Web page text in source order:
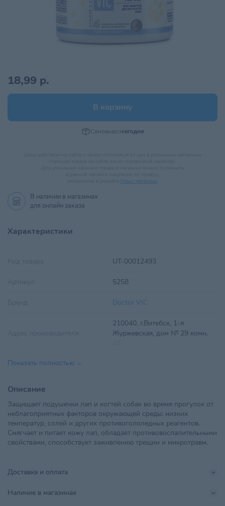
18,99 р.
В корзину
Самовывозсегодня
Наши магазины.
В наличии в магазинах
для онлайн заказа
Характеристики
UT-00012493
5258
Doctor VIC
210040, г.Витебск, 1-я
Журжевская, дом № 29 комн.
Вес
Импортер в РБ
д.31, пом. 10
Поставщик Ветторгпартнер
Производитель КлинКосмик
Показать полностью
Описание
Защищает подушечки лап и когтей собак во время прогулок от
неблагоприятных факторов окружающей среды: низких
температур, солей и других противогололедных реагентов.
Смягчает и питает кожу лап, обладает противовоспалительными
свойствами, способствует заживлению трещин и микротравм.
Доставка и оплата
Наличие в магазинах